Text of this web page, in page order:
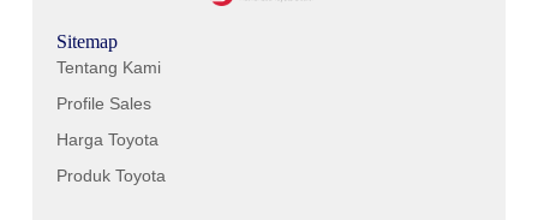
Sitemap
Tentang Kami
Profile Sales
Harga Toyota
Produk Toyota